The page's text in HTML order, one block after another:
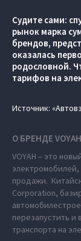
Судите сами:
рынок марка
брендов,
оказалась
родословной.
тарифов на
Источник:
О БРЕНДЕ VOYAH
VOYAH – это
электромобилей,
продажи.
Corporation,
перезапустить и
транспорта на